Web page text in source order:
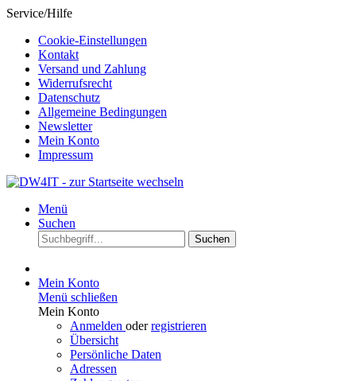
Service/Hilfe
Cookie-Einstellungen
Kontakt
Versand und Zahlung
Widerrufsrecht
Datenschutz
Allgemeine Bedingungen
Newsletter
Mein Konto
Impressum
Menü
Suchen
Suchen
Mein Konto
Menü schließen
Mein Konto
Anmelden oderregistrieren
Übersicht
Persönliche Daten
Adressen